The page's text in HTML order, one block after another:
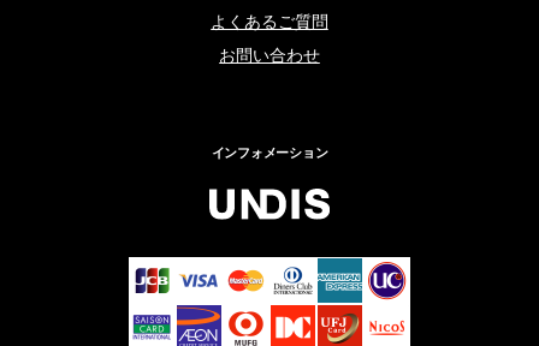
よくあるご質問
お問い合わせ
インフォメーション